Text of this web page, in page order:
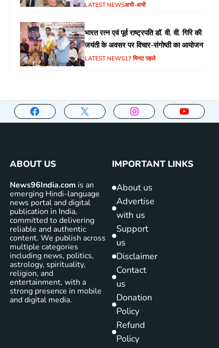
LATEST NEWSअभी-अभी
भारत रत्न एवं पूर्व राष्ट्रपति डॉ. वी. वी. गिरि की
जयंती के अवसर पर विचार-संगोष्ठी का आयोजन
LATEST NEWS17 मिनट पहले
ABOUT US
News96India.com is an
emerging Hindi-language
news portal and digital
publication in India,
committed to delivering
reliable and authentic
content. We publish across
multiple categories
including news, politics,
astrology, spirituality,
religion, and
entertainment, with a
strong presence in mobile
and digital media.
IMPORTANT LINKS
About us
Advertise
with us
Support
us
Disclaimer
Contact
us
Donation
Policy
Refund
Policy